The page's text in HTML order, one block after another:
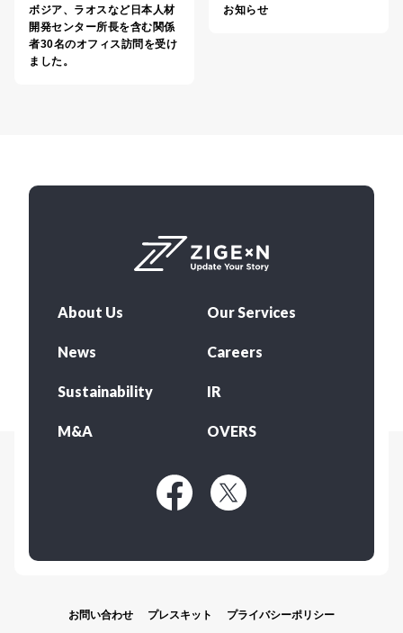
ボジア、ラオスなど日本人材
開発センター所長を含む関係
者30名のオフィス訪問を受け
ました。
お知らせ
About Us Our Services
News Careers
Sustainability IR
M&A OVERS
お問い合わせ プレスキット プライバシーポリシー